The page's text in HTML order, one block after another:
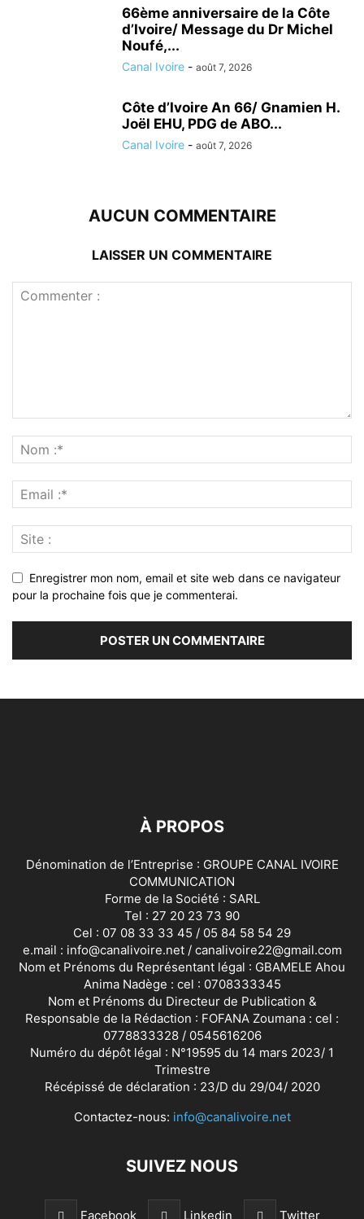
66ème anniversaire de la Côte
d’Ivoire/ Message du Dr Michel
Noufé,...
Canal Ivoire - août 7, 2026
Côte d’Ivoire An 66/ Gnamien H.
Joël EHU, PDG de ABO...
Canal Ivoire - août 7, 2026
AUCUN COMMENTAIRE
LAISSER UN COMMENTAIRE
Enregistrer mon nom, email et site web dans ce navigateur
pour la prochaine fois que je commenterai.
À PROPOS
Dénomination de l’Entreprise : GROUPE CANAL IVOIRE
COMMUNICATION
Forme de la Société : SARL
Tel : 27 20 23 73 90
Cel : 07 08 33 33 45 / 05 84 58 54 29
e.mail : info@canalivoire.net / canalivoire22@gmail.com
Nom et Prénoms du Représentant légal : GBAMELE Ahou
Anima Nadège : cel : 0708333345
Nom et Prénoms du Directeur de Publication &
Responsable de la Rédaction : FOFANA Zoumana : cel :
0778833328 / 0545616206
Numéro du dépôt légal : N°19595 du 14 mars 2023/ 1
Trimestre
Récépissé de déclaration : 23/D du 29/04/ 2020
Contactez-nous: info@canalivoire.net
SUIVEZ NOUS
Facebook Linkedin Twitter